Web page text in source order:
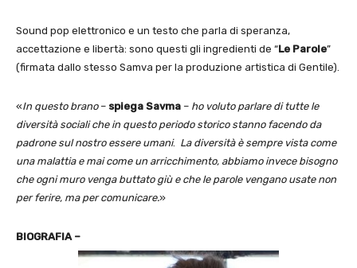
Sound pop elettronico e un testo che parla di speranza,
accettazione e libertà: sono questi gli ingredienti de “Le Parole”
(firmata dallo stesso Samva per la produzione artistica di Gentile).
«In questo brano – spiega Savma – ho voluto parlare di tutte le
diversità sociali che in questo periodo storico stanno facendo da
padrone sul nostro essere umani. La diversità è sempre vista come
una malattia e mai come un arricchimento, abbiamo invece bisogno
che ogni muro venga buttato giù e che le parole vengano usate non
per ferire, ma per comunicare.»
BIOGRAFIA –